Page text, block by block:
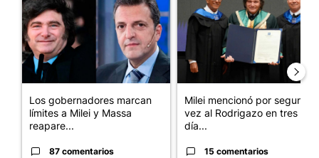
Los gobernadores marcan
límites a Milei y Massa
reapare...
87 comentarios
Milei mencionó por segunda
vez al Rodrigazo en tres
día...
15 comentarios